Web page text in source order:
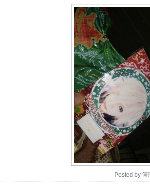
Posted by